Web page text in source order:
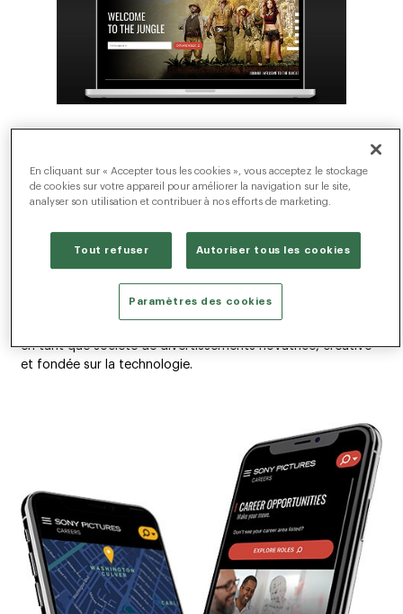
LE DÉFI
carrière riche, international et de marque qui démystifie
vision créatrice, sa culture inclusive et sa passion.
en tant que société de divertissements novatrice, créative
et fondée sur la technologie.
En cliquant sur « Accepter tous les cookies », vous acceptez le stockage
de cookies sur votre appareil pour améliorer la navigation sur le site,
analyser son utilisation et contribuer à nos efforts de marketing.
Tout refuser Autoriser tous les cookies
Paramètres des cookies